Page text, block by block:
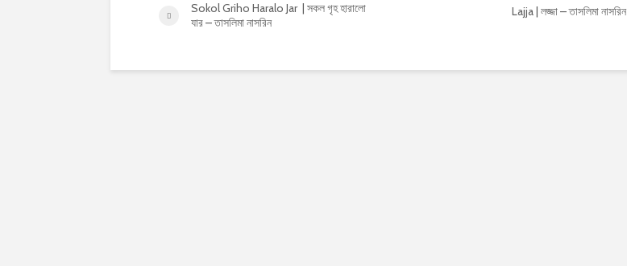
Sokol Griho Haralo Jar | সকল গৃহ হারালো
যার – তাসলিমা নাসরিন
Lajja | লজ্জা – তাসলিমা নাসরিন